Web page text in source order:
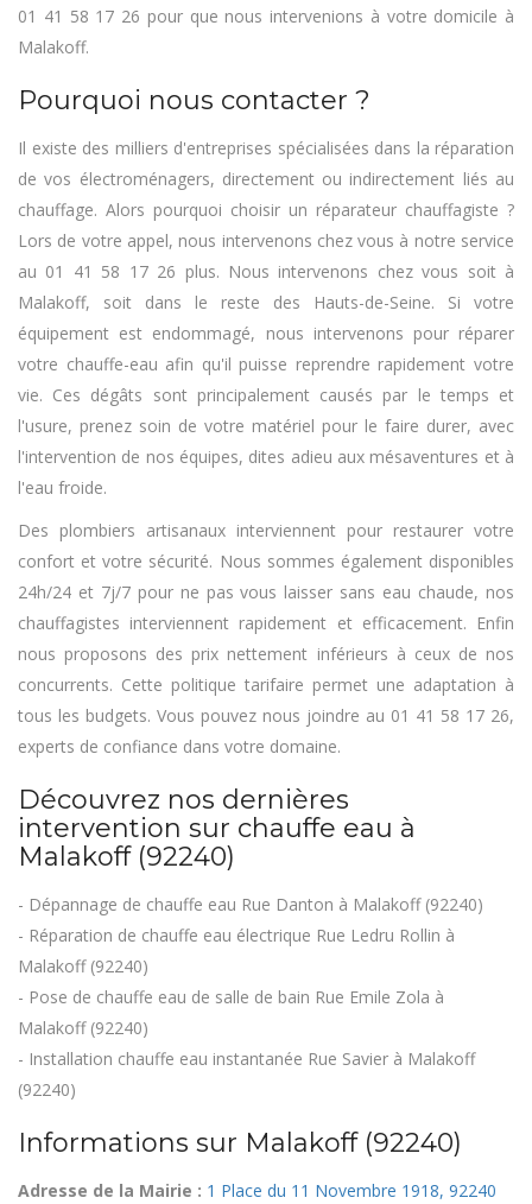
01 41 58 17 26 pour que nous intervenions à votre domicile à
Malakoff.
Pourquoi nous contacter ?
Il existe des milliers d'entreprises spécialisées dans la réparation
de vos électroménagers, directement ou indirectement liés au
chauffage. Alors pourquoi choisir un réparateur chauffagiste ?
Lors de votre appel, nous intervenons chez vous à notre service
au 01 41 58 17 26 plus. Nous intervenons chez vous soit à
Malakoff, soit dans le reste des Hauts-de-Seine. Si votre
équipement est endommagé, nous intervenons pour réparer
votre chauffe-eau afin qu'il puisse reprendre rapidement votre
vie. Ces dégâts sont principalement causés par le temps et
l'usure, prenez soin de votre matériel pour le faire durer, avec
l'intervention de nos équipes, dites adieu aux mésaventures et à
l'eau froide.
Des plombiers artisanaux interviennent pour restaurer votre
confort et votre sécurité. Nous sommes également disponibles
24h/24 et 7j/7 pour ne pas vous laisser sans eau chaude, nos
chauffagistes interviennent rapidement et efficacement. Enfin
nous proposons des prix nettement inférieurs à ceux de nos
concurrents. Cette politique tarifaire permet une adaptation à
tous les budgets. Vous pouvez nous joindre au 01 41 58 17 26,
experts de confiance dans votre domaine.
Découvrez nos dernières
intervention sur chauffe eau à
Malakoff (92240)
- Dépannage de chauffe eau Rue Danton à Malakoff (92240)
- Réparation de chauffe eau électrique Rue Ledru Rollin à
Malakoff (92240)
- Pose de chauffe eau de salle de bain Rue Emile Zola à
Malakoff (92240)
- Installation chauffe eau instantanée Rue Savier à Malakoff
(92240)
Informations sur Malakoff (92240)
Adresse de la Mairie : 1 Place du 11 Novembre 1918, 92240